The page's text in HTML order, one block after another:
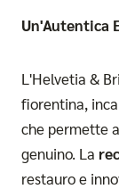
Un'Autentica
L'Helvetia &
fiorentina,
che permette
genuino. La
restauro e